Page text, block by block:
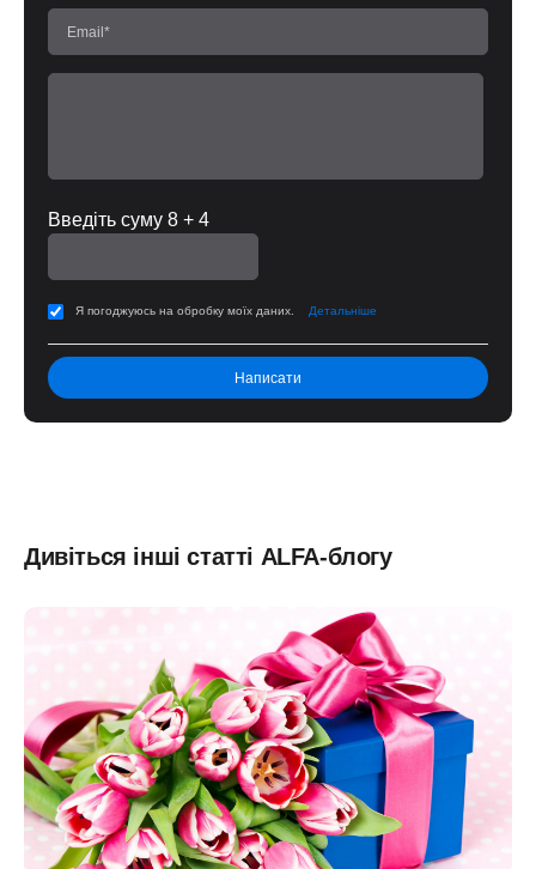
Введіть суму 8 + 4
Я погоджуюсь на обробку моїх даних. Детальніше
Дивіться інші статті ALFA-блогу